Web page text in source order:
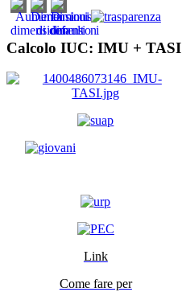
Calcolo IUC: IMU + TASI
Link
Come fare per